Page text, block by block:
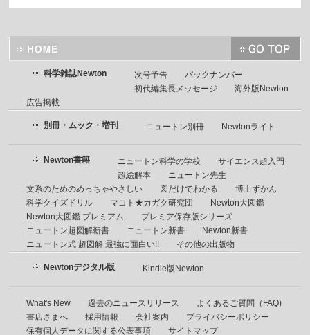
科学雑誌Newton 次号予告
バックナンバー
初代編集長メッセージ
海外版Newton
広告掲載
別冊・ムック・増刊 ニュートン別冊 Newtonライト
Newton書籍 ニュートン科学の学校
サイエンス超入門
超絵解本
ニュートン先生
文系のためのめっちゃやさしい
図だけでわかる
博士ずかん
科学クイズドリル
マコト★カガク研究団
Newton大図鑑
Newton大図鑑 プレミアム
プレミア保存版シリーズ
ニュートン超図解新書
ニュートン新書
Newton新書
ニュートン式 超図解 最強に面白い!!
その他の出版物
Newtonデジタル版 Kindle版Newton
What's New 過去のニュースリリース
よくあるご質問（FAQ)
書店さまへ
採用情報 会社案内
プライバシーポリシー
保有個人データに関する公表事項
サイトマップ